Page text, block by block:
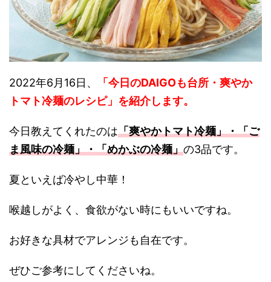
2022年6月16日、
「今日のDAIGOも台所・爽やか
トマト冷麺のレシピ」を紹介します。
今日教えてくれたのは「爽やかトマト冷麺」・「ご
ま風味の冷麺」・「めかぶの冷麺」の3品です。
夏といえば冷やし中華！
喉越しがよく、食欲がない時にもいいですね。
お好きな具材でアレンジも自在です。
ぜひご参考にしてくださいね。